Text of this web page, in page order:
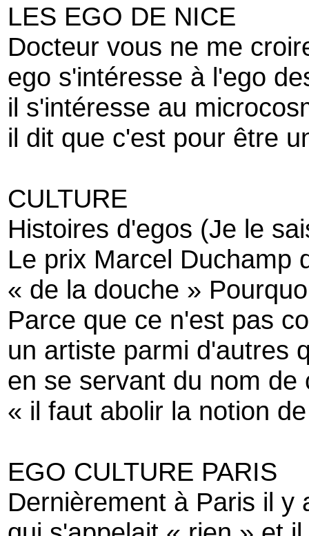
LES EGO DE NICE
Docteur vous ne me
ego s'intéresse à l'ego
il s'intéresse au
il dit que c'est pour être
CULTURE
Histoires d'egos (Je le
Le prix Marcel Duchamp
« de la douche »
Parce que ce n'est pas
un artiste parmi d'autres
en se servant du nom de
« il faut abolir la notion
EGO CULTURE PARIS
Dernièrement à Paris il y